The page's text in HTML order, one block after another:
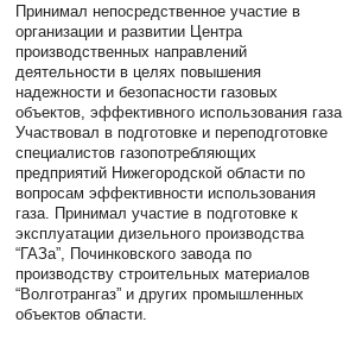
Принимал непосредственное участие в
организации и развитии Центра
производственных направлений
деятельности в целях повышения
надежности и безопасности газовых
объектов, эффективного использования газа.
Участвовал в подготовке и переподготовке
специалистов газопотребляющих
предприятий Нижегородской области по
вопросам эффективности использования
газа. Принимал участие в подготовке к
эксплуатации дизельного производства
“ГАЗа”, Починковского завода по
производству строительных материалов
“Волготрангаз” и других промышленных
объектов области.